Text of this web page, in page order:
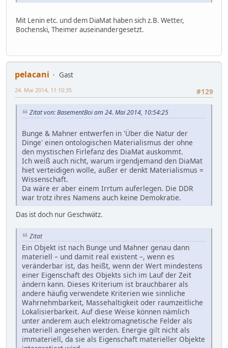
Mit Lenin etc. und dem DiaMat haben sich z.B. Wetter,
Bochenski, Theimer auseinandergesetzt.
pelacani
Gast
#129
24. Mai 2014, 11:10:35
Zitat von: BasementBoi am 24. Mai 2014, 10:54:25
Bunge & Mahner entwerfen in 'Über die Natur der
Dinge' einen ontologischen Materialismus der ohne
den mystischen Firlefanz des DiaMat auskommt.
Ich weiß auch nicht, warum irgendjemand den DiaMat
hiet verteidigen wolle, außer er denkt Materialismus =
Wissenschaft.
Da wäre er aber einem Irrtum auferlegen. Die DDR
war trotz ihres Namens auch keine Demokratie.
Das ist doch nur Geschwätz.
Zitat
Ein Objekt ist nach Bunge und Mahner genau dann
materiell – und damit real existent –, wenn es
veränderbar ist, das heißt, wenn der Wert mindestens
einer Eigenschaft des Objekts sich im Lauf der Zeit
ändern kann. Dieses Kriterium ist brauchbarer als
andere häufig verwendete Kriterien wie sinnliche
Wahrnehmbarkeit, Massehaltigkeit oder raumzeitliche
Lokalisierbarkeit. Auf diese Weise können nämlich
unter anderem auch elektromagnetische Felder als
materiell angesehen werden. Energie gilt nicht als
immateriell, da sie als Eigenschaft materieller Objekte